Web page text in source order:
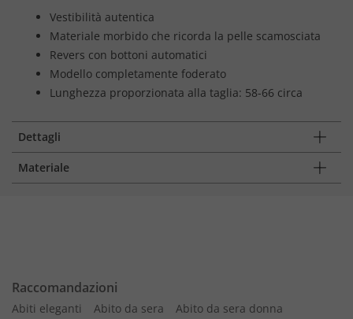
Vestibilità autentica
Materiale morbido che ricorda la pelle scamosciata
Revers con bottoni automatici
Modello completamente foderato
Lunghezza proporzionata alla taglia: 58-66 circa
Dettagli
Materiale
Raccomandazioni
Abiti eleganti Abito da sera
Abito da sera donna